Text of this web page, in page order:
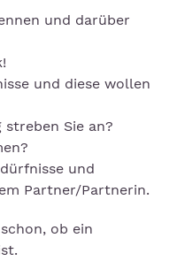
und darüber
und diese wollen
streben Sie an?
und
Partner/Partnerin.
ob ein